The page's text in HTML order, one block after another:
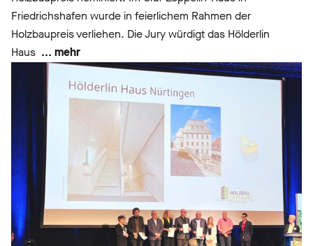
Friedrichshafen wurde in feierlichem Rahmen der
Holzbaupreis verliehen. Die Jury würdigt das Hölderlin
Haus ... mehr